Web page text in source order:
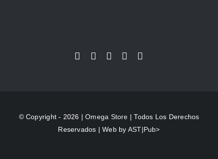
© Copyright - 2026 |Omega Store | Todos Los Derechos
Reservados | Web by AST|Pub>